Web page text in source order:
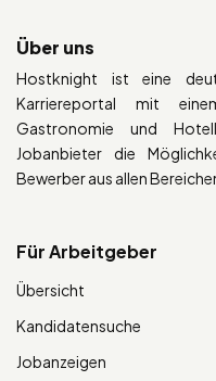
Über uns
Hostknight ist eine
Karriereportal mit
Gastronomie und
Jobanbieter die
Bewerber aus allen
Für Arbeitgeber
Übersicht
Kandidatensuche
Jobanzeigen